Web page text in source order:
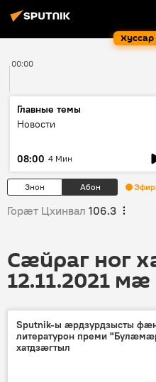
00:00
Главные темы
Новости
08:00 4 Мин
Знон Абон
Горӕт Цхинвал 106.3
Сӕйраг ног
12.11.2021 мӕ
Sputnik-ы ӕрдзурдзысты
литературон преми
хатдзӕгтыл